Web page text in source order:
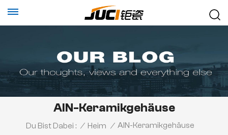
AlN-Keramikgehäuse
Du Bist Dabei : / Heim / AlN-Keramikgehäuse